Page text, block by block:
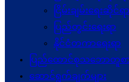
ငြိမ်းချမ်းရေးဆိုင်
ပြည်တွင်းရေးရာ
နိုင်ငံတကာရေးရာ
ပြည်ထောင်စုသဘောတူစ
ဆောင်ရွက်ချက်များ